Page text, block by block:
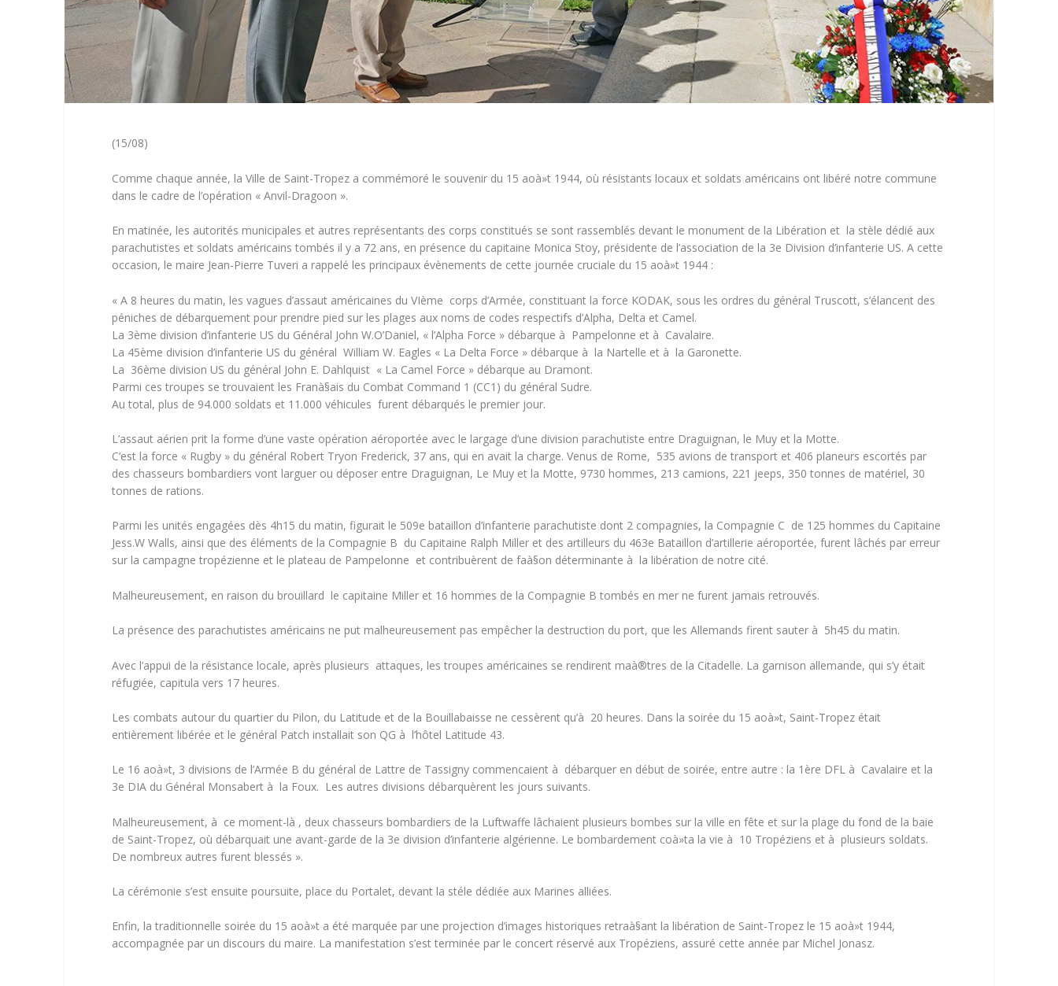
(15/08)
Comme chaque année, la Ville de Saint-Tropez a commémoré le souvenir du 15 aoà»t 1944, où résistants locaux et soldats américains ont libéré notre commune
dans le cadre de l’opération « Anvil-Dragoon ».
En matinée, les autorités municipales et autres représentants des corps constitués se sont rassemblés devant le monument de la Libération et la stèle dédié aux
parachutistes et soldats américains tombés il y a 72 ans, en présence du capitaine Monica Stoy, présidente de l’association de la 3e Division d’infanterie US. A cette
occasion, le maire Jean-Pierre Tuveri a rappelé les principaux évènements de cette journée cruciale du 15 aoà»t 1944 :
« A 8 heures du matin, les vagues d’assaut américaines du VIème corps d’Armée, constituant la force KODAK, sous les ordres du général Truscott, s’élancent des
péniches de débarquement pour prendre pied sur les plages aux noms de codes respectifs d’Alpha, Delta et Camel.
La 3ème division d’infanterie US du Général John W.O’Daniel, « l’Alpha Force » débarque à Pampelonne et à Cavalaire.
La 45ème division d’infanterie US du général William W. Eagles « La Delta Force » débarque à la Nartelle et à la Garonette.
La 36ème division US du général John E. Dahlquist « La Camel Force » débarque au Dramont.
Parmi ces troupes se trouvaient les Franà§ais du Combat Command 1 (CC1) du général Sudre.
Au total, plus de 94.000 soldats et 11.000 véhicules furent débarqués le premier jour.
L’assaut aérien prit la forme d’une vaste opération aéroportée avec le largage d’une division parachutiste entre Draguignan, le Muy et la Motte.
C’est la force « Rugby » du général Robert Tryon Frederick, 37 ans, qui en avait la charge. Venus de Rome, 535 avions de transport et 406 planeurs escortés par
des chasseurs bombardiers vont larguer ou déposer entre Draguignan, Le Muy et la Motte, 9730 hommes, 213 camions, 221 jeeps, 350 tonnes de matériel, 30
tonnes de rations.
Parmi les unités engagées dès 4h15 du matin, figurait le 509e bataillon d’infanterie parachutiste dont 2 compagnies, la Compagnie C de 125 hommes du Capitaine
Jess.W Walls, ainsi que des éléments de la Compagnie B du Capitaine Ralph Miller et des artilleurs du 463e Bataillon d’artillerie aéroportée, furent lâchés par erreur
sur la campagne tropézienne et le plateau de Pampelonne et contribuèrent de faà§on déterminante à la libération de notre cité.
Malheureusement, en raison du brouillard le capitaine Miller et 16 hommes de la Compagnie B tombés en mer ne furent jamais retrouvés.
La présence des parachutistes américains ne put malheureusement pas empêcher la destruction du port, que les Allemands firent sauter à 5h45 du matin.
Avec l’appui de la résistance locale, après plusieurs attaques, les troupes américaines se rendirent maà®tres de la Citadelle. La garnison allemande, qui s’y était
réfugiée, capitula vers 17 heures.
Les combats autour du quartier du Pilon, du Latitude et de la Bouillabaisse ne cessèrent qu’à 20 heures. Dans la soirée du 15 aoà»t, Saint-Tropez était
entièrement libérée et le général Patch installait son QG à l’hôtel Latitude 43.
Le 16 aoà»t, 3 divisions de l’Armée B du général de Lattre de Tassigny commencaient à débarquer en début de soirée, entre autre : la 1ère DFL à Cavalaire et la
3e DIA du Général Monsabert à la Foux. Les autres divisions débarquèrent les jours suivants.
Malheureusement, à ce moment-là , deux chasseurs bombardiers de la Luftwaffe lâchaient plusieurs bombes sur la ville en fête et sur la plage du fond de la baie
de Saint-Tropez, où débarquait une avant-garde de la 3e division d’infanterie algérienne. Le bombardement coà»ta la vie à 10 Tropéziens et à plusieurs soldats.
De nombreux autres furent blessés ».
La cérémonie s’est ensuite poursuite, place du Portalet, devant la stéle dédiée aux Marines alliées.
Enfin, la traditionnelle soirée du 15 aoà»t a été marquée par une projection d’images historiques retraà§ant la libération de Saint-Tropez le 15 aoà»t 1944,
accompagnée par un discours du maire. La manifestation s’est terminée par le concert réservé aux Tropéziens, assuré cette année par Michel Jonasz.